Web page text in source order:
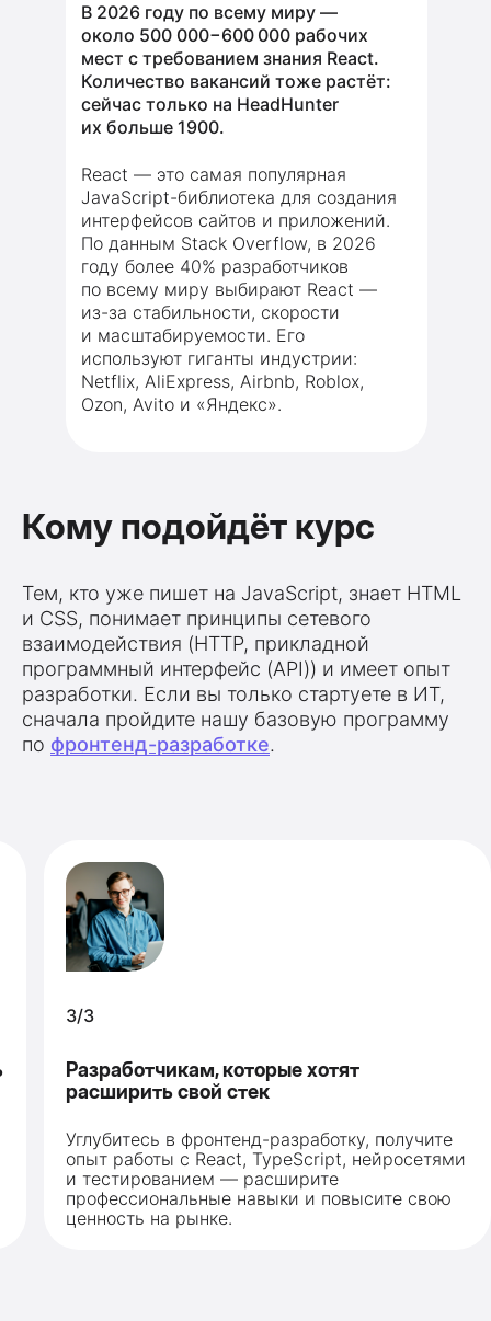
В 2026 году по всему миру —
около 500 000−600 000 рабочих
мест с требованием знания React.
Количество вакансий тоже растёт:
сейчас только на HeadHunter
их больше 1900.
React — это самая популярная
JavaScript-библиотека для создания
интерфейсов сайтов и приложений.
По данным Stack Overflow, в 2026
году более 40% разработчиков
по всему миру выбирают React —
из-за стабильности, скорости
и масштабируемости. Его
используют гиганты индустрии:
Netflix, AliExpress, Airbnb, Roblox,
Ozon, Avito и «Яндекс».
Кому подойдёт курс
Тем, кто уже пишет на JavaScript, знает HTML
и CSS, понимает принципы сетевого
взаимодействия (HTTP, прикладной
программный интерфейс (API)) и имеет опыт
разработки. Если вы только стартуете в ИТ,
сначала пройдите нашу базовую программу
по фронтенд-разработке.
3/3
Разработчикам, которые хотят
расширить свой стек
Углубитесь в фронтенд-разработку, получите
опыт работы с React, TypeScript, нейросетями
и тестированием — расширите
профессиональные навыки и повысите свою
ценность на рынке.